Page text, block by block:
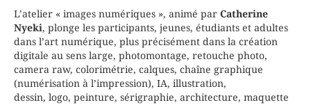
INTERVENANT (E) NYEKI Catherine
PLACES DISPONIBLES 5
L’atelier « images numériques », animé par Catherine
Nyeki, plonge les participants, jeunes, étudiants et adultes
dans l’art numérique, plus précisément dans la création
digitale au sens large, photomontage, retouche photo,
camera raw, colorimétrie, calques, chaîne graphique
(numérisation à l’impression), IA, illustration,
dessin, logo, peinture, sérigraphie, architecture, maquette